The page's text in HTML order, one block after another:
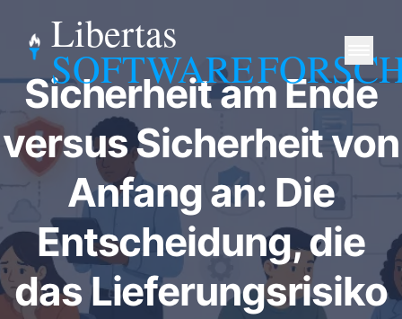
Libertas
SOFTWARE
Sicherheit am Ende
versus Sicherheit von
Anfang an: Die
Entscheidung, die
das Lieferungsrisiko